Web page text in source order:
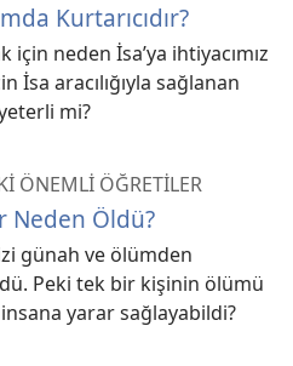
Kurtarıcıdır?
için neden İsa’ya ihtiyacımız
İsa aracılığıyla sağlanan
mi?
ÖNEMLİ ÖĞRETİLER
Neden Öldü?
günah ve ölümden
Peki tek bir kişinin ölümü
yarar sağlayabildi?